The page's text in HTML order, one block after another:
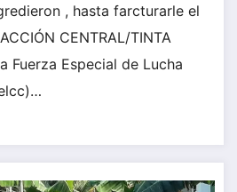
, hasta farcturarle el
CENTRAL/TINTA
Fuerza Especial de Lucha